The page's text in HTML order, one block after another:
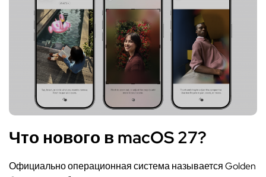
Что нового в macOS 27?
Официально операционная система называется Golden